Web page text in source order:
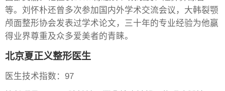
等。刘怀朴还曾多次参加国内外学术交流会议，大韩裂颚
颅面整形协会发表过学术论文，三十年的专业经验为他赢
得业界尊重及众多爱美者的青睐。
北京夏正义整形医生
医生技术指数：97